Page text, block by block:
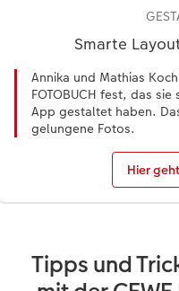
Smarte
Annika und Mathias
FOTOBUCH fest, das
App gestaltet haben.
gelungene Fotos.
Hier
Tipps und